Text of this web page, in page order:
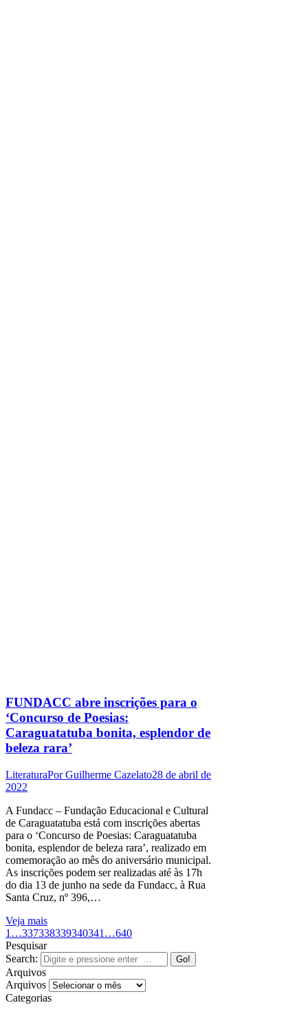
FUNDACC abre inscrições para o
‘Concurso de Poesias:
Caraguatatuba bonita, esplendor de
beleza rara’
LiteraturaPorGuilherme Cazelato28 de abril de
2022
A Fundacc – Fundação Educacional e Cultural
de Caraguatatuba está com inscrições abertas
para o ‘Concurso de Poesias: Caraguatatuba
bonita, esplendor de beleza rara’, realizado em
comemoração ao mês do aniversário municipal.
As inscrições podem ser realizadas até às 17h
do dia 13 de junho na sede da Fundacc, à Rua
Santa Cruz, nº 396,…
Veja mais
1 …337338339340341 …640
Pesquisar
Search:
Arquivos
Arquivos
Categorias